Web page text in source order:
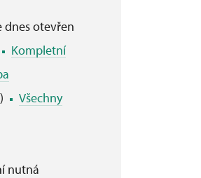
otevřen
Kompletní
Všechny
nutná